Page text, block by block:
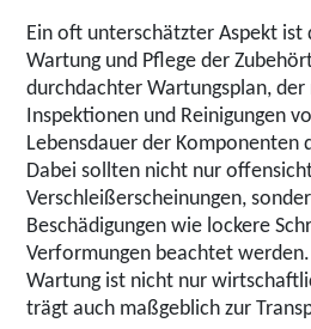
Ein oft unterschätzter Aspekt ist
Wartung und Pflege der
durchdachter Wartungsplan,
Inspektionen und Reinigungen
Lebensdauer der Komponenten
Dabei sollten nicht nur
Verschleißerscheinungen,
Beschädigungen wie lockere
Verformungen beachtet
Wartung ist nicht nur
trägt auch maßgeblich zur